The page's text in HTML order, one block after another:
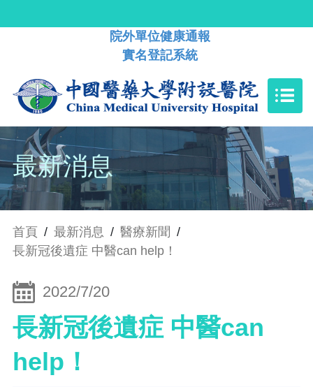
院外單位健康通報
實名登記系統
最新消息
首頁 / 最新消息 / 醫療新聞 /
長新冠後遺症 中醫can help！
2022/7/20
長新冠後遺症 中醫can
help！